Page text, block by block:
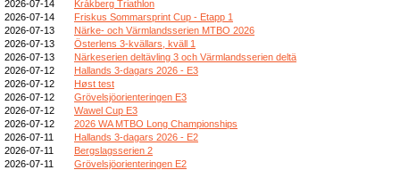
2026-07-14
Kråkberg Triathlon
2026-07-14
Friskus Sommarsprint Cup - Etapp 1
2026-07-13
Närke- och Värmlandsserien MTBO 2026
2026-07-13
Österlens 3-kvällars, kväll 1
2026-07-13
Närkeserien deltävling 3 och Värmlandsserien deltä
2026-07-12
Hallands 3-dagars 2026 - E3
2026-07-12
Høst test
2026-07-12
Grövelsjöorienteringen E3
2026-07-12
Wawel Cup E3
2026-07-12
2026 WA MTBO Long Championships
2026-07-11
Hallands 3-dagars 2026 - E2
2026-07-11
Bergslagsserien 2
2026-07-11
Grövelsjöorienteringen E2